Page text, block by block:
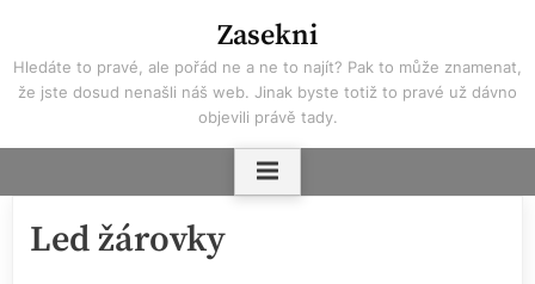
content
Zasekni
Hledáte to pravé, ale pořád ne a ne to najít? Pak to může znamenat,
že jste dosud nenašli náš web. Jinak byste totiž to pravé už dávno
objevili právě tady.
Led žárovky